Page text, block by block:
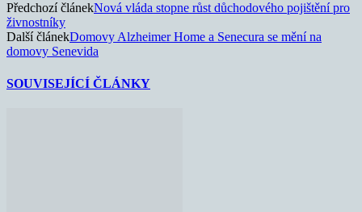
Předchozí článekNová vláda stopne růst důchodového pojištění pro
živnostníky
Další článekDomovy Alzheimer Home a Senecura se mění na
domovy Senevida
SOUVISEJÍCÍ ČLÁNKY